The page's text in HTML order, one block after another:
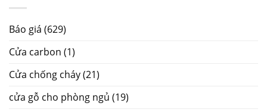
Báo giá (629)
Cửa carbon (1)
Cửa chống cháy(21)
cửa gỗ cho phòng ngủ (19)